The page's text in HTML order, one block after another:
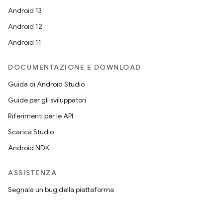
Android 13
Android 12
Android 11
DOCUMENTAZIONE E DOWNLOAD
Guida di Android Studio
Guide per gli sviluppatori
Riferimenti per le API
Scarica Studio
Android NDK
ASSISTENZA
Segnala un bug della piattaforma